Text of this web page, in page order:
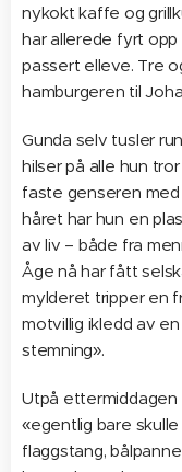
nykokt kaffe og
har allerede fyrt opp
passert elleve. Tre
hamburgeren til
Gunda selv tusler
hilser på alle hun
faste genseren med
håret har hun en
av liv – både fra
Åge nå har fått
mylderet tripper en
motvillig ikledd av
stemning».
Utpå
«egentlig bare
flaggstang,